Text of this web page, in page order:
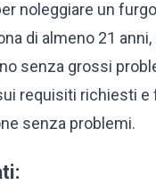
noleggiare un
di almeno 21
senza grossi
requisiti richiesti
senza problemi.